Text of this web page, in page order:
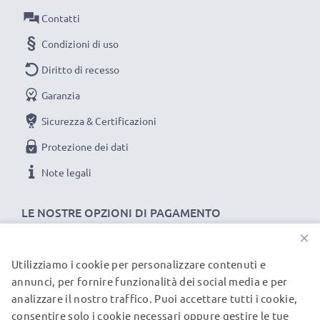
Scegli CELLONIC, scegli la lunga durata e l'efficienza,
non fare compromessi sulla qualità: ordina ora!
LE NOSTRE OPZIONI DI PAGAMENTO
Contatti
Condizioni di uso
Diritto di recesso
Garanzia
Sicurezza & Certificazioni
Protezione dei dati
Note legali
I NOSTRI PARTNER DI SPEDIZIONE
×
Utilizziamo i cookie per personalizzare contenuti e
annunci, per fornire funzionalità dei social media e per
analizzare il nostro traffico. Puoi accettare tutti i cookie,
consentire solo i cookie necessari oppure gestire le tue